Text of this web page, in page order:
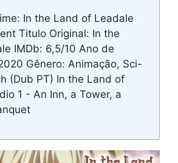
In the Land of Leadale
Titulo Original: In the
IMDb: 6,5/10 Ano de
Gênero: Animação, Sci-
(Dub PT) In the Land of
1 - An Inn, a Tower, a